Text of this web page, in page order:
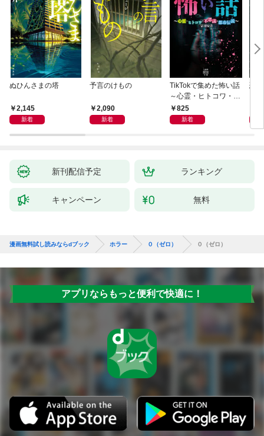
ぬひんさまの塔
2,145
新着
予言のけもの
2,090
新着
TikTokで集めた怖い話
～心霊・ヒトコワ・不
思議・都市伝説～
825
新着
恐
新刊配信予定 ランキング
キャンペーン 無料
漫画無料試し読みならdブック ホラー ０（ゼロ） ０（ゼロ）
アプリならもっと便利で快適に！